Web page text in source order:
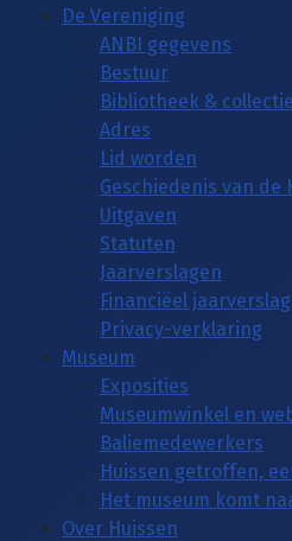
De Vereniging
ANBI gegevens
Bestuur
Bibliotheek &
Adres
Lid worden
Geschiedenis van de
Uitgaven
Statuten
Jaarverslagen
Financiëel jaarverslag
Privacy-verklaring
Museum
Exposities
Museumwinkel en
Baliemedewerkers
Huissen getroffen,
Het museum komt
Over Huissen